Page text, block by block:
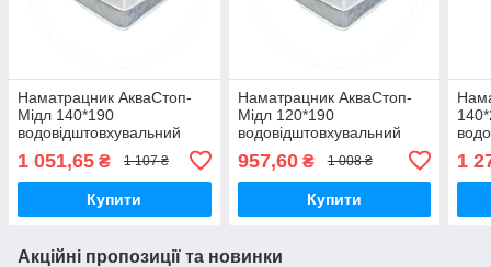
Наматрацник АкваСтоп-
Мідл 140*190
водовідштовхувальний
1 051,65 ₴ 1 107 ₴
Купити
Наматрацник АкваСтоп-
Мідл 120*190
водовідштовхувальний
957,60₴ 1 008 ₴
Купити
1
Акційні пропозиції та новинки